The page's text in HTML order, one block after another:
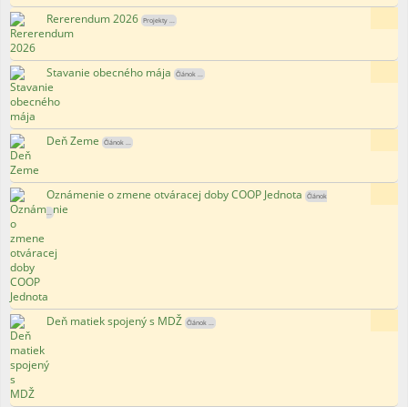
Rererendum 2026 Projekty ...
Stavanie obecného mája Článok ...
Deň Zeme Článok ...
Oznámenie o zmene otváracej doby COOP Jednota Článok
...
Deň matiek spojený s MDŽ Článok ...